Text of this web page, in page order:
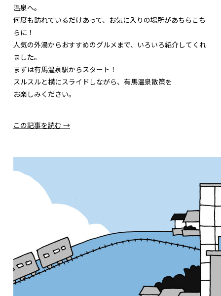
温泉へ。
何度も訪れているだけあって、お気に入りの場所があちらこち
らに！
人気の外湯からおすすめのグルメまで、いろいろ紹介してくれ
ました。
まずは有馬温泉駅からスタート！
スルスルと横にスライドしながら、有馬温泉散策を
お楽しみください。
この記事を読む →